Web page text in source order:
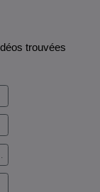
trouvées